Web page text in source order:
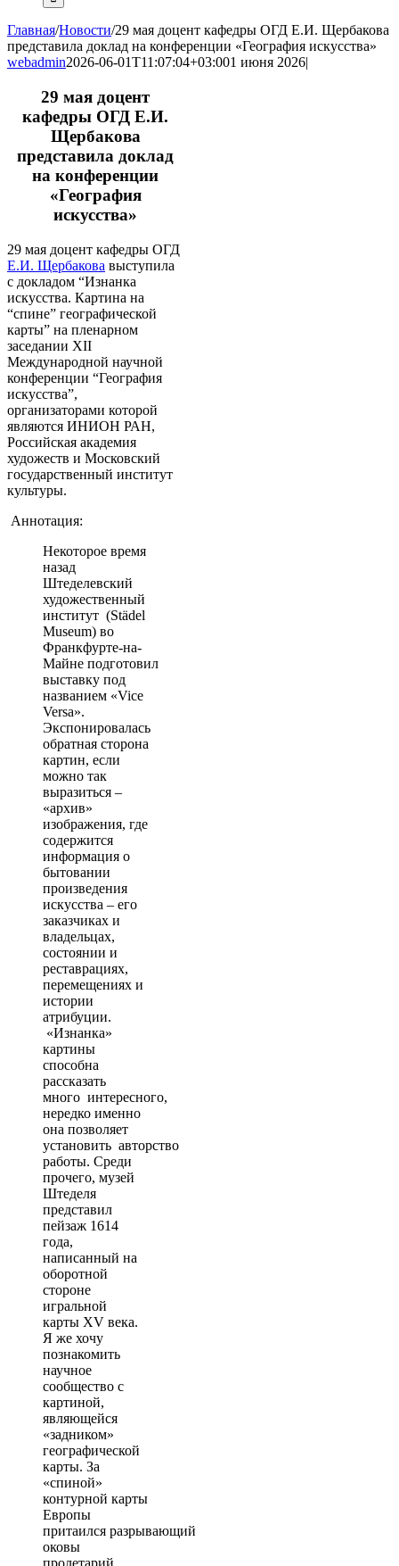
Главная/Новости/29 мая доцент кафедры ОГД Е.И. Щербакова
представила доклад на конференции «География искусства»
webadmin2026-06-01T11:07:04+03:001 июня 2026|
29 мая доцент
кафедры ОГД Е.И.
Щербакова
представила доклад
на конференции
«География
искусства»
29 мая доцент кафедры ОГД
Е.И. Щербакова выступила
с докладом “Изнанка
искусства. Картина на
“спине” географической
карты” на пленарном
заседании XII
Международной научной
конференции “География
искусства”,
организаторами которой
являются ИНИОН РАН,
Российская академия
художеств и Московский
государственный институт
культуры.
Аннотация:
Некоторое время
назад
Штеделевский
художественный
институт (Städel
Museum) во
Франкфурте-на-
Майне подготовил
выставку под
названием «Vice
Versa».
Экспонировалась
обратная сторона
картин, если
можно так
выразиться –
«архив»
изображения, где
содержится
информация о
бытовании
произведения
искусства – его
заказчиках и
владельцах,
состоянии и
реставрациях,
перемещениях и
истории
атрибуции.
«Изнанка»
картины
способна
рассказать
много интересного,
нередко именно
она позволяет
установить авторство
работы. Среди
прочего, музей
Штеделя
представил
пейзаж 1614
года,
написанный на
оборотной
стороне
игральной
карты XV века.
Я же хочу
познакомить
научное
сообщество с
картиной,
являющейся
«задником»
географической
карты. За
«спиной»
контурной карты
Европы
притаился разрывающий
оковы
пролетарий.